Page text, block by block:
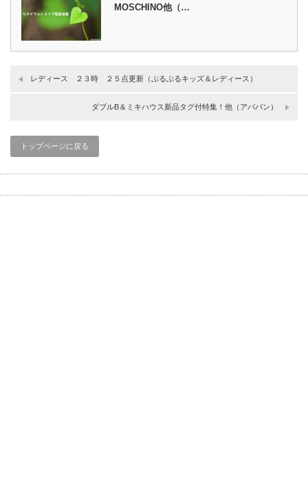
MOSCHINO他（…
レディース ２３時 ２５点更新（ぷるぷるキッズ＆レディース）
ダブルB＆ミキハウス新品タグ付特集！他（アババン）
トップページに戻る